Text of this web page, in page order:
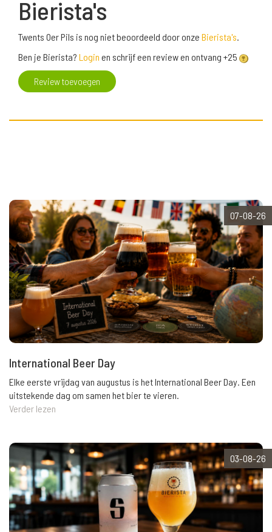
Bierista's
Twents Oer Pils is nog niet beoordeeld door onze Bierista's.
Ben je Bierista? Login en schrijf een review en ontvang +25
Review toevoegen
07-08-26
International Beer Day
Elke eerste vrijdag van augustus is het International Beer Day. Een
uitstekende dag om samen het bier te vieren.
Verder lezen
03-08-26